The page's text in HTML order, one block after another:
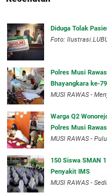
Diduga Tolak
Foto:
Polres Musi
Bhayangkara ke-79
MUSI RAWAS -
Warga Q2
Polres Musi Rawas
MUSI RAWAS -
150 Siswa SMAN
Penyakit IMS
MUSI RAWAS -